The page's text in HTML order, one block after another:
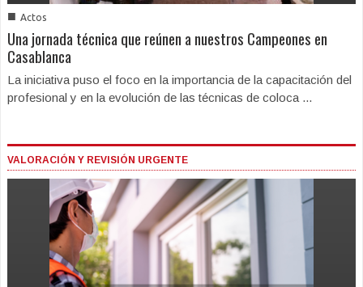
■ Actos
Una jornada técnica que reúnen a nuestros Campeones en
Casablanca
La iniciativa puso el foco en la importancia de la capacitación del
profesional y en la evolución de las técnicas de coloca ...
VALORACIÓN Y REVISIÓN URGENTE